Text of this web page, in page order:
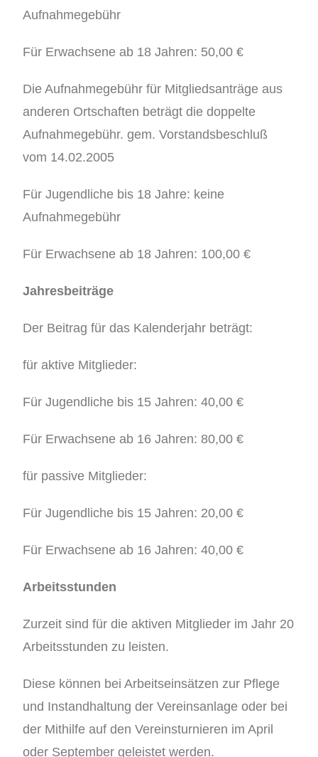
Aufnahmegebühr
Für Erwachsene ab 18 Jahren: 50,00 €
Die Aufnahmegebühr für Mitgliedsanträge aus
anderen Ortschaften beträgt die doppelte
Aufnahmegebühr. gem. Vorstandsbeschluß
vom 14.02.2005
Für Jugendliche bis 18 Jahre: keine
Aufnahmegebühr
Für Erwachsene ab 18 Jahren: 100,00 €
Jahresbeiträge
Der Beitrag für das Kalenderjahr beträgt:
für aktive Mitglieder:
Für Jugendliche bis 15 Jahren: 40,00 €
Für Erwachsene ab 16 Jahren: 80,00 €
für passive Mitglieder:
Für Jugendliche bis 15 Jahren: 20,00 €
Für Erwachsene ab 16 Jahren: 40,00 €
Arbeitsstunden
Zurzeit sind für die aktiven Mitglieder im Jahr 20
Arbeitsstunden zu leisten.
Diese können bei Arbeitseinsätzen zur Pflege
und Instandhaltung der Vereinsanlage oder bei
der Mithilfe auf den Vereinsturnieren im April
oder September geleistet werden.